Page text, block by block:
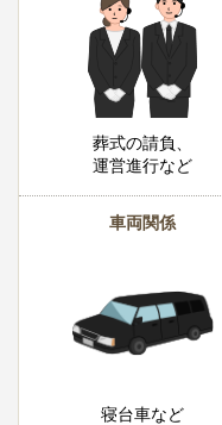
葬式の請負、
運営進行など
車両関係
寝台車など